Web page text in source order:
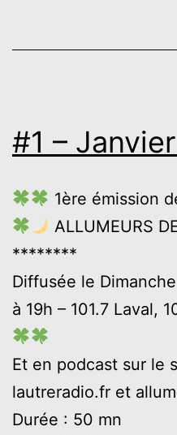
#1 –
1ère émission
ALLUMEURS
********
Diffusée le
à 19h – 101.7 Laval,
Et en podcast sur le
lautreradio.fr et
Durée : 50 mn